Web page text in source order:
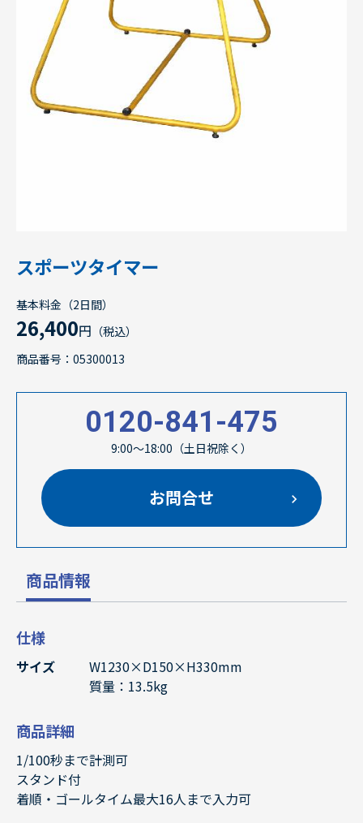
スポーツタイマー
基本料金（2日間）
26,400円 （税込）
商品番号：05300013
0120-841-475
9:00～18:00（土日祝除く）
お問合せ
商品情報
仕様
サイズ
W1230×D150×H330mm
質量：13.5kg
商品詳細
1/100秒まで計測可
スタンド付
着順・ゴールタイム最大16人まで入力可